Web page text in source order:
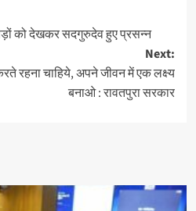
को देखकर सदगुरुदेव हुए प्रसन्न
Next:
रहना चाहिये, अपने जीवन में एक लक्ष्य
बनाओ : रावतपुरा सरकार